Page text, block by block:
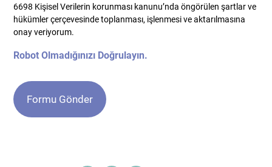
6698 Kişisel Verilerin korunması kanunu’nda öngörülen şartlar ve
hükümler çerçevesinde toplanması, işlenmesi ve aktarılmasına
onay veriyorum.
Robot Olmadığınızı Doğrulayın.